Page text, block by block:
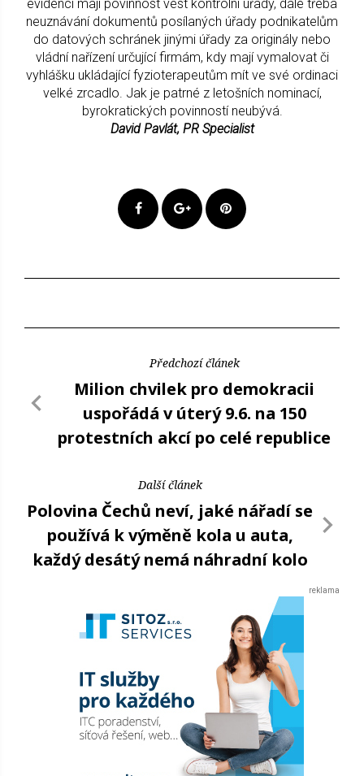
evidenci mají povinnost vést kontrolní úřady, dále třeba
neuznávání dokumentů posílaných úřady podnikatelům
do datových schránek jinými úřady za originály nebo
vládní nařízení určující firmám, kdy mají vymalovat či
vyhlášku ukládající fyzioterapeutům mít ve své ordinaci
velké zrcadlo. Jak je patrné z letošních nominací,
byrokratických povinností neubývá.
David Pavlát, PR Specialist
Předchozí článek
Milion chvilek pro demokracii
uspořádá v úterý 9.6. na 150
protestních akcí po celé republice
Další článek
Polovina Čechů neví, jaké nářadí se
používá k výměně kola u auta,
každý desátý nemá náhradní kolo